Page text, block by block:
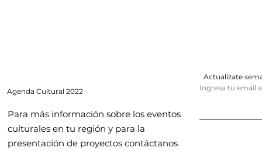
Agenda Cultural 2022
Para más información sobre los eventos
culturales en tu región y para la
presentación de proyectos contáctanos
Actualízate
Ingresa tu email